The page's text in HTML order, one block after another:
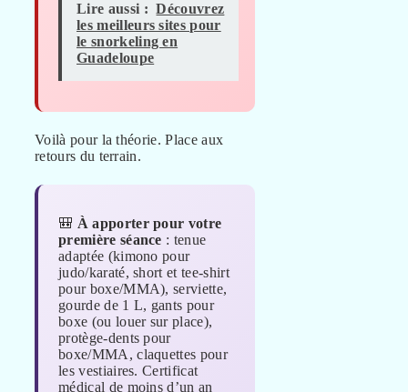
Lire aussi : Découvrez
les meilleurs sites pour
le snorkeling en
Guadeloupe
Voilà pour la théorie. Place aux
retours du terrain.
🎒 À apporter pour votre
première séance : tenue
adaptée (kimono pour
judo/karaté, short et tee-shirt
pour boxe/MMA), serviette,
gourde de 1 L, gants pour
boxe (ou louer sur place),
protège-dents pour
boxe/MMA, claquettes pour
les vestiaires. Certificat
médical de moins d’un an